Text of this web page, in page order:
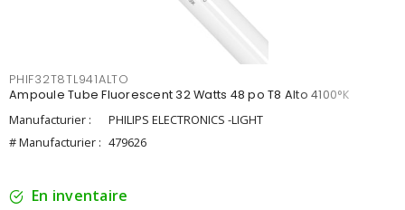
PHIF32T8TL941ALTO
Ampoule Tube Fluorescent 32 Watts 48 po T8 Alto 4100°K
Manufacturier :
PHILIPS ELECTRONICS -LIGHT
# Manufacturier : 479626
En inventaire